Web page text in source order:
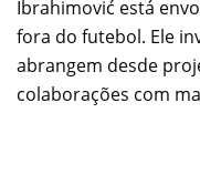
Ibrahimović está
fora do futebol. Ele
abrangem desde
colaborações com